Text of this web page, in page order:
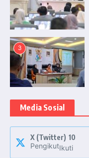
3
Media Sosial
X (Twitter) 10
PengikutIkuti